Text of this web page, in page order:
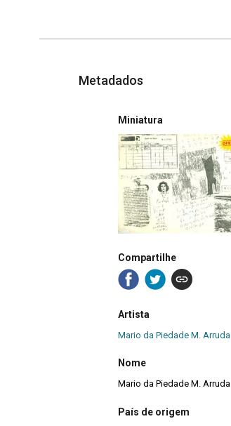
Metadados
Miniatura
Compartilhe
Artista
Mario da Piedade M. Arruda
Nome
Mario da Piedade M. Arruda
País de origem